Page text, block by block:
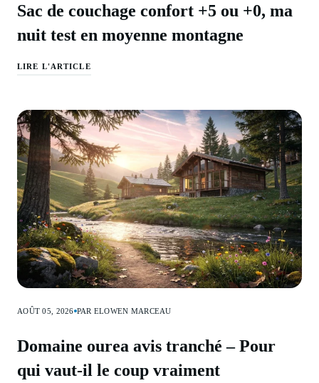
Sac de couchage confort +5 ou +0, ma
nuit test en moyenne montagne
LIRE L'ARTICLE
AOÛT 05, 2026 PAR ELOWEN MARCEAU
Domaine ourea avis tranché – Pour
qui vaut-il le coup vraiment